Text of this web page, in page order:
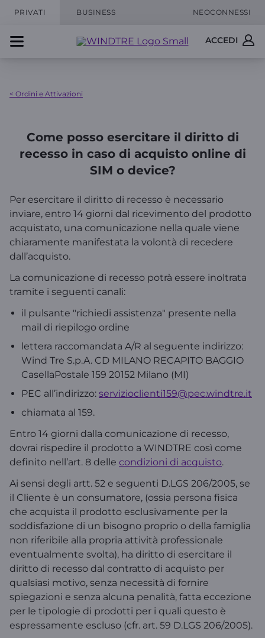
PRIVATI BUSINESS NEOCONNESSI
ACCEDI
< Ordini e Attivazioni
Come posso esercitare il diritto di
recesso in caso di acquisto online di
SIM o device?
Per esercitare il diritto di recesso è necessario
inviare, entro 14 giorni dal ricevimento del prodotto
acquistato, una comunicazione nella quale viene
chiaramente manifestata la volontà di recedere
dall’acquisto.
La comunicazione di recesso potrà essere inoltrata
tramite i seguenti canali:
il pulsante "richiedi assistenza" presente nella
mail di riepilogo ordine
lettera raccomandata A/R al seguente indirizzo:
Wind Tre S.p.A. CD MILANO RECAPITO BAGGIO
CasellaPostale 159 20152 Milano (MI)
PEC all’indirizzo: servizioclienti159@pec.windtre.it
chiamata al 159.
Entro 14 giorni dalla comunicazione di recesso,
dovrai rispedire il prodotto a WINDTRE così come
definito nell’art. 8 delle condizioni di acquisto.
Ai sensi degli artt. 52 e seguenti D.LGS 206/2005, se
il Cliente è un consumatore, (ossia persona fisica
che acquista il prodotto esclusivamente per la
soddisfazione di un bisogno proprio o della famiglia
non riferibile alla propria attività professionale
eventualmente svolta), ha diritto di esercitare il
diritto di recesso dal contratto di acquisto per
qualsiasi motivo, senza necessità di fornire
spiegazioni e senza alcuna penalità, fatta eccezione
per le tipologie di prodotti per i quali questo è
espressamente escluso (cfr. art. 59 D.LGS 206/2005).